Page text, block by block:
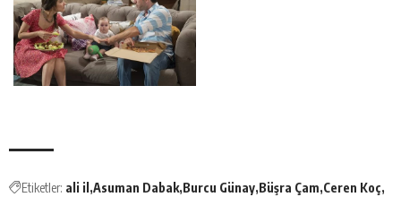
Etiketler: ali il Asuman Dabak Burcu Günay Büşra Çam Ceren Koç